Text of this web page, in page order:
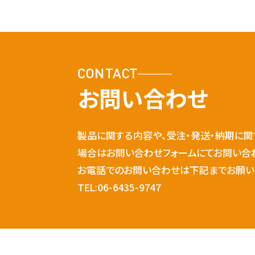
CONTACT
お問い合わせ
製品に関する内容や、受注・発送・納期に
場合はお問い合わせフォームにてお問い合
お電話でのお問い合わせは下記までお願い
TEL:06-6435-9747